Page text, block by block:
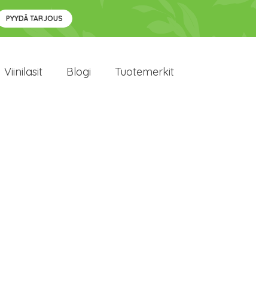
PYYDÄ TARJOUS
Viinilasit Blogi Tuotemerkit